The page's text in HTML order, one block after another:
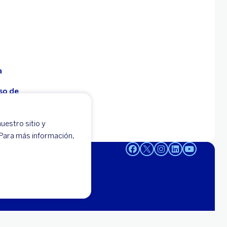
sitio y
más información,
de
-